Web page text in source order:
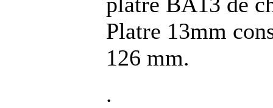
Platre 13mm
126 mm.
.